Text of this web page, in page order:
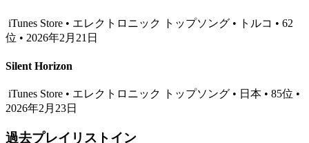
iTunes Store • エレクトロニック トップソング • トルコ • 62
位 • 2026年2月21日
Silent Horizon
iTunes Store • エレクトロニック トップソング • 日本 • 85位 •
2026年2月23日
過去プレイリストイン